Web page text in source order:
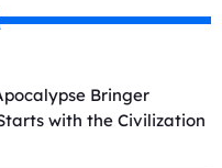
Bringer
with the Civilization